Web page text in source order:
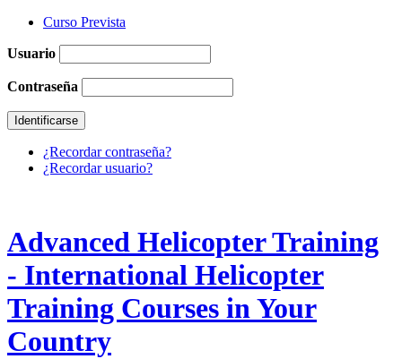
Curso Prevista
Usuario
Contraseña
¿Recordar contraseña?
¿Recordar usuario?
Advanced Helicopter Training
- International Helicopter
Training Courses in Your
Country